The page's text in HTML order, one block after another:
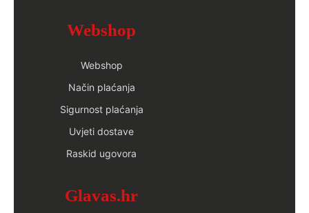
Webshop
Webshop
Način plaćanja
Sigurnost plaćanja
Uvjeti dostave
Raskid ugovora
Glavas.hr